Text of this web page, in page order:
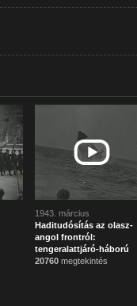
1943. március
Haditudósítás az olasz-
angol frontról:
tengeralattjáró-háború
20760megtekintés